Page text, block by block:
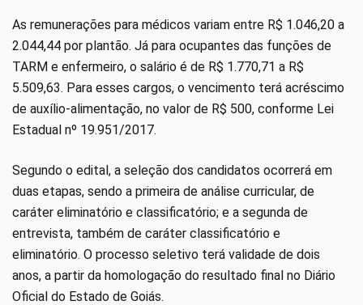
As remunerações para médicos variam entre R$ 1.046,20 a
2.044,44 por plantão. Já para ocupantes das funções de
TARM e enfermeiro, o salário é de R$ 1.770,71 a R$
5.509,63. Para esses cargos, o vencimento terá acréscimo
de auxílio-alimentação, no valor de R$ 500, conforme Lei
Estadual nº 19.951/2017.
Segundo o edital, a seleção dos candidatos ocorrerá em
duas etapas, sendo a primeira de análise curricular, de
caráter eliminatório e classificatório; e a segunda de
entrevista, também de caráter classificatório e
eliminatório. O processo seletivo terá validade de dois
anos, a partir da homologação do resultado final no Diário
Oficial do Estado de Goiás.